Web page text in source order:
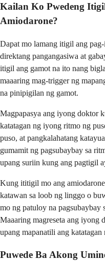
Kailan Ko Pwedeng
Amiodarone?
Dapat mo lamang itigil ang
direktang pangangasiwa at
itigil ang gamot na ito nang
maaaring mag-trigger ng
na pinipigilan ng gamot.
Magpapasya ang iyong doktor
katatagan ng iyong ritmo ng
puso, at pangkalahatang
gumamit ng pagsubaybay sa
upang suriin kung ang pagtigil
Kung ititigil mo ang
katawan sa loob ng linggo o
mo ng patuloy na pagsubaybay
Maaaring magreseta ang iyong
upang mapanatili ang
Puwede Ba Akong